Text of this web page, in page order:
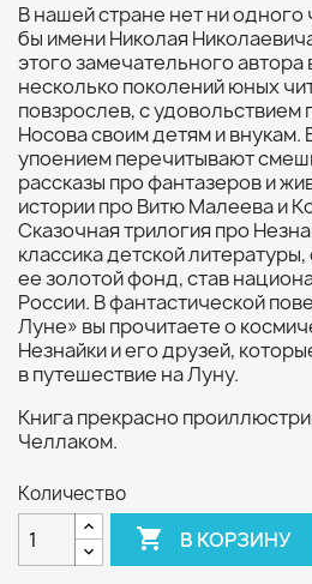
В нашей стране нет ни одного
бы имени Николая
этого замечательного
несколько поколений юных
повзрослев, с удовольствием
Носова своим детям и внукам.
упоением перечитывают
рассказы про фантазеров и
истории про Витю Малеева и
Сказочная трилогия про
классика детской
ее золотой фонд, став
России. В фантастической
Луне» вы прочитаете о
Незнайки и его друзей,
в путешествие на Луну.
Книга прекрасно
Челлаком.
Количество
 В КОРЗИНУ